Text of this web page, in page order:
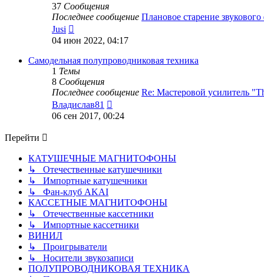
37 Сообщения
Последнее сообщение Плановое старение
Jusi
к
последнему
сообщению
04 июн 2022, 04:17
Самодельная полупроводниковая техника
1 Темы
8 Сообщения
Последнее сообщение Re: Мастеровой усилитель
Владислав81
к
06 сен 2017, 00:24
Перейти
КАТУШЕЧНЫЕ МАГНИТОФОНЫ
↳ Отечественные катушечники
↳ Импортные катушечники
↳ Фан-клуб AKAI
КАССЕТНЫЕ МАГНИТОФОНЫ
↳ Отечественные кассетники
↳ Импортные кассетники
ВИНИЛ
↳ Проигрыватели
↳ Носители звукозаписи
ПОЛУПРОВОДНИКОВАЯ ТЕХНИКА